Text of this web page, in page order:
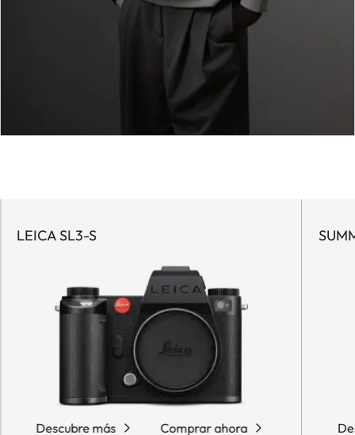
LEICA SL3-S
Descubre más Comprar ahora